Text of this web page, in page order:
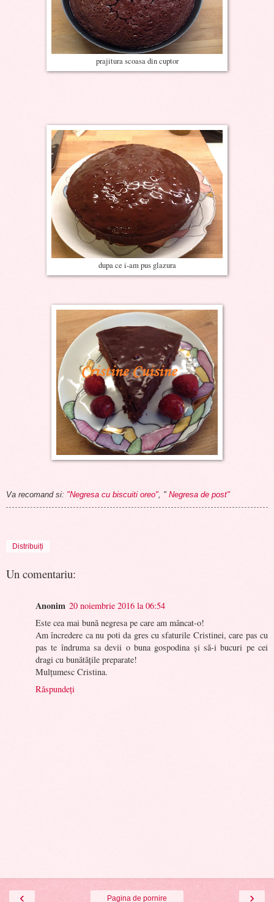
prajitura scoasa din cuptor
dupa ce i-am pus glazura
Va recomand si: "Negresa cu biscuiti oreo" , " Negresa de post"
Distribuiți
Un comentariu:
Anonim 20 noiembrie 2016 la 06:54
Este cea mai bună negresa pe care am mâncat-o!
Am încredere ca nu poti da gres cu sfaturile Cristinei, care pas cu
pas te îndruma sa devii o buna gospodina și să-i bucuri pe cei
dragi cu bunătățile preparate!
Mulțumesc Cristina.
Răspundeți
‹ ›
Pagina de pornire